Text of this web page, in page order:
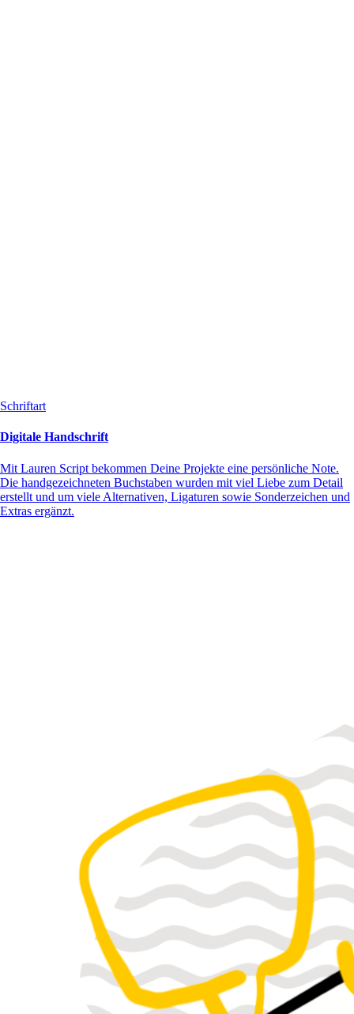
Schriftart
Digitale Handschrift
Mit Lauren Script bekommen Deine Projekte eine persönliche Note.
Die handgezeichneten Buchstaben wurden mit viel Liebe zum Detail
erstellt und um viele Alternativen, Ligaturen sowie Sonderzeichen und
Extras ergänzt.